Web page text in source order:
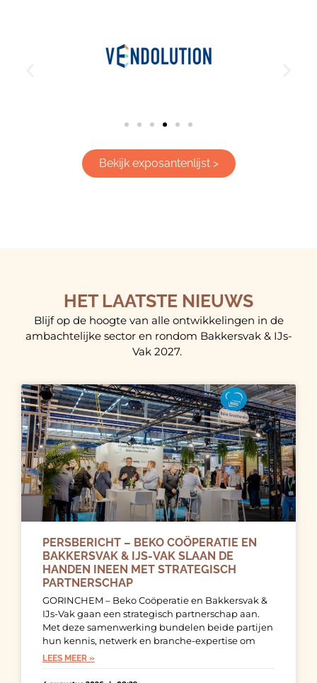
Bekijk exposantenlijst >
HET LAATSTE NIEUWS
Blijf op de hoogte van alle ontwikkelingen in de
ambachtelijke sector en rondom Bakkersvak & IJs-
Vak 2027.
PERSBERICHT – BEKO COÖPERATIE EN
BAKKERSVAK & IJS-VAK SLAAN DE
HANDEN INEEN MET STRATEGISCH
PARTNERSCHAP
GORINCHEM – Beko Coöperatie en Bakkersvak &
IJs-Vak gaan een strategisch partnerschap aan.
Met deze samenwerking bundelen beide partijen
hun kennis, netwerk en branche-expertise om
LEES MEER »